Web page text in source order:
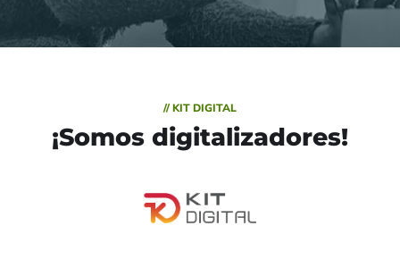
// KIT DIGITAL
¡Somos digitalizadores!